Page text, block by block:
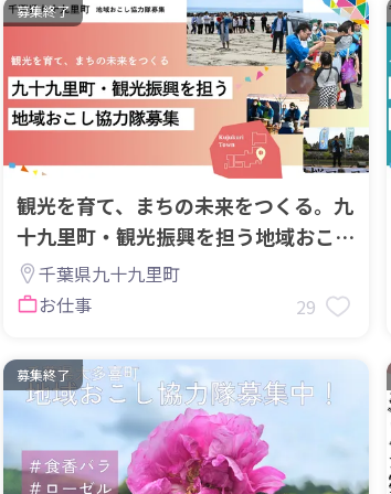
募集終了
観光を育て、まちの未来をつくる。九
十九里町・観光振興を担う地域おこし
協力隊募集
千葉県九十九里町
お仕事
29
募集終了